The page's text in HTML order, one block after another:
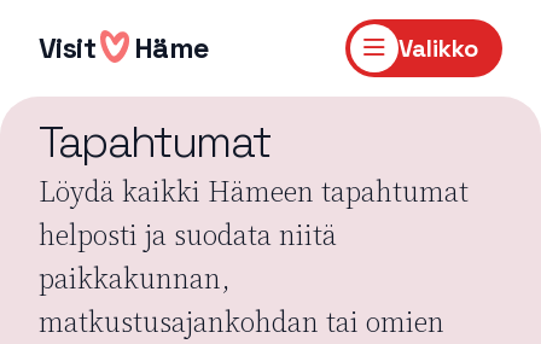
sisältöön
Visit Häme Valikko
Tapahtumat
Löydä kaikki Hämeen tapahtumat
helposti ja suodata niitä
paikkakunnan,
matkustusajankohdan tai omien